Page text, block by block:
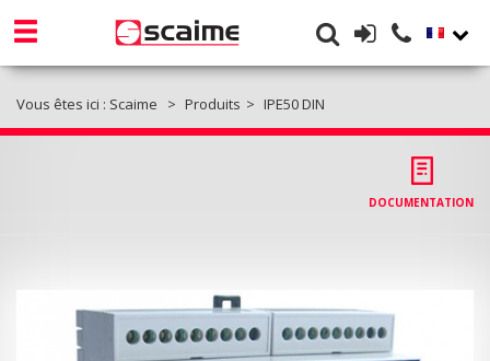
Vous êtes ici : Scaime Produits IPE50 DIN
DOCUMENTATION